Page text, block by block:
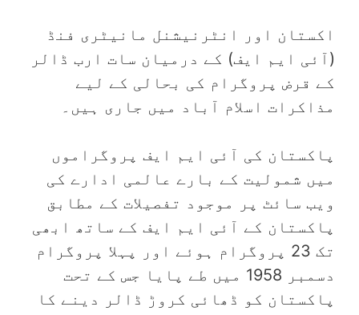
اکستان اور انٹرنیشنل مانیٹری فنڈ
(آئی ایم ایف) کے درمیان سات ارب ڈالر
کے قرض پروگرام کی بحالی کے لیے
مذاکرات اسلام آباد میں جاری ہیں۔
پاکستان کی آئی ایم ایف پروگراموں
میں شمولیت کے بارے عالمی ادارے کی
ویب سائٹ پر موجود تفصیلات کے مطابق
پاکستان کے آئی ایم ایف کے ساتھ ابھی
تک 23 پروگرام ہوئے اور پہلا پروگرام
دسمبر 1958 میں طے پایا جس کے تحت
پاکستان کو ڈھائی کروڑ ڈالر دینے کا